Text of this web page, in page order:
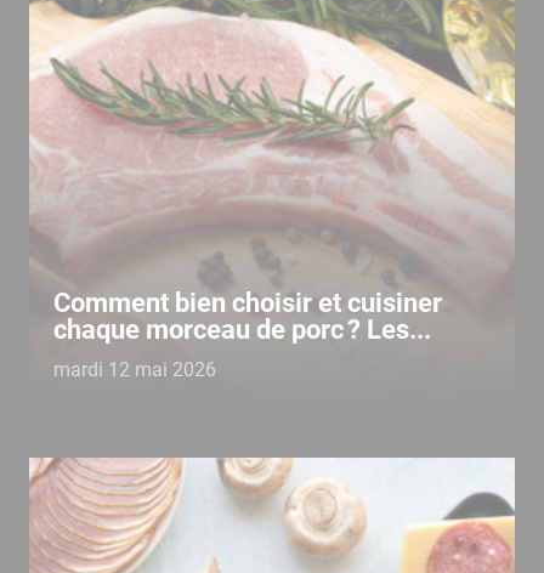
Comment bien choisir et cuisiner
chaque morceau de porc ? Les...
mardi 12 mai 2026